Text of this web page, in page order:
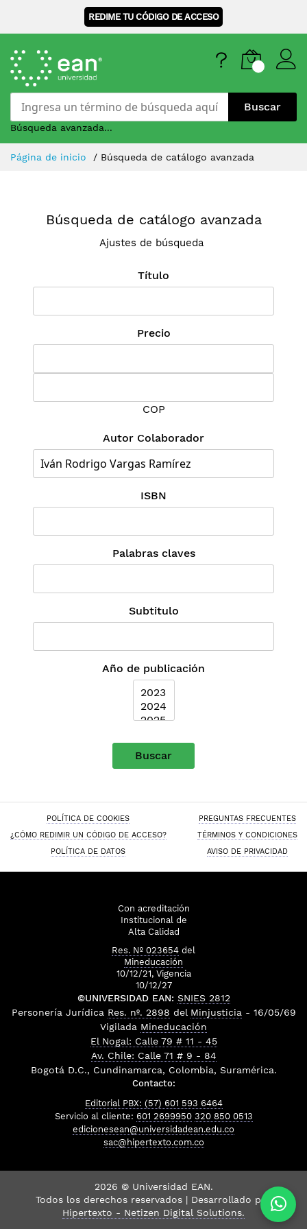
REDIME TU CÓDIGO DE ACCESO
Buscar
Búsqueda avanzada...
Skip
Página de inicio Búsqueda de catálogo avanzada
Búsqueda de catálogo avanzada
Ajustes de búsqueda
Título
Precio
COP
Autor Colaborador
ISBN
Palabras claves
Subtitulo
Año de publicación
Buscar
POLÍTICA DE COOKIES
PREGUNTAS FRECUENTES
¿CÓMO REDIMIR UN CÓDIGO DE ACCESO?
TÉRMINOS Y CONDICIONES
POLÍTICA DE DATOS
AVISO DE PRIVACIDAD
Con acreditación
Institucional de
Alta Calidad
Res. Nº 023654 del
Mineducación
10/12/21, Vigencia
10/12/27
©UNIVERSIDAD EAN: SNIES 2812
Personería Jurídica Res. nº. 2898 del Minjusticia - 16/05/69
Vigilada Mineducación
El Nogal: Calle 79 # 11 - 45
Av. Chile: Calle 71 # 9 - 84
Bogotá D.C., Cundinamarca, Colombia, Suramérica.
Contacto:
Editorial PBX: (57) 601 593 6464
Servicio al cliente: 601 2699950 320 850 0513
edicionesean@universidadean.edu.co
sac@hipertexto.com.co
2026 © Universidad EAN.
Todos los derechos reservados | Desarrollado por
Hipertexto - Netizen Digital Solutions.